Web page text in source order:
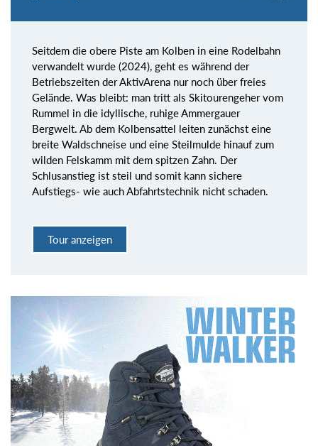
Seitdem die obere Piste am Kolben in eine Rodelbahn
verwandelt wurde (2024), geht es während der
Betriebszeiten der AktivArena nur noch über freies
Gelände. Was bleibt: man tritt als Skitourengeher vom
Rummel in die idyllische, ruhige Ammergauer
Bergwelt. Ab dem Kolbensattel leiten zunächst eine
breite Waldschneise und eine Steilmulde hinauf zum
wilden Felskamm mit dem spitzen Zahn. Der
Schlusanstieg ist steil und somit kann sichere
Aufstiegs- wie auch Abfahrtstechnik nicht schaden.
Tour anzeigen